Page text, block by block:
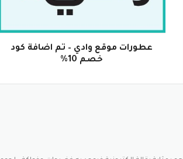
عطورات موقع وادي – تم اضافة كود
خصم 10%